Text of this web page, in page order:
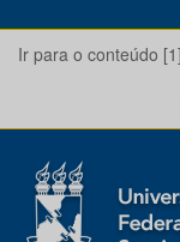
Ir para o conteúdo [1]